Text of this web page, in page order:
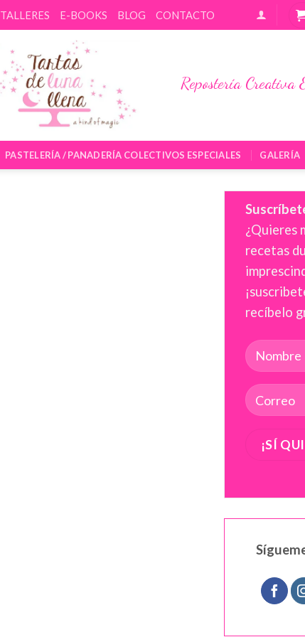
TALLERES E-BOOKS BLOG CONTACTO
Repostería Creativa
PASTELERÍA / PANADERÍA COLECTIVOS ESPECIALES GALERÍA
¿Quieres
recetas
recíbelo